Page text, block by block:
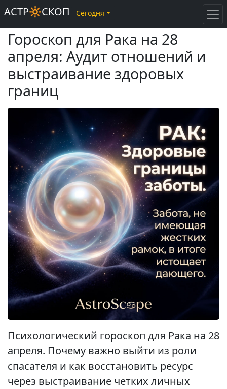
Гороскоп для Рака на 28
апреля: Аудит отношений и
выстраивание здоровых
границ
Психологический гороскоп для Рака на 28
апреля. Почему важно выйти из роли
спасателя и как восстановить ресурс
через выстраивание четких личных
АСТР🔆СКОП Сегодня